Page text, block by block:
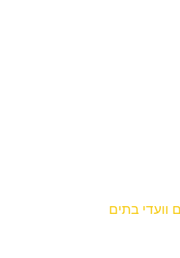
וועדי בתים